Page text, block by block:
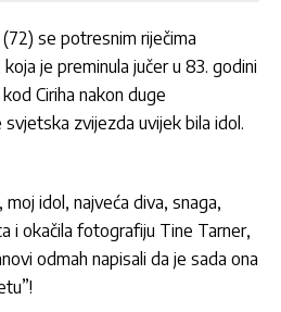
se potresnim riječima
je preminula jučer u 83. godini
Ciriha nakon duge
zvijezda uvijek bila idol.
moj idol, najveća diva, snaga,
i okačila fotografiju Tine Tarner,
odmah napisali da je sada ona